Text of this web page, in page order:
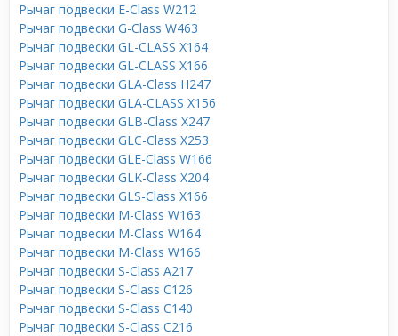
Рычаг подвески E-Class W212
Рычаг подвески G-Class W463
Рычаг подвески GL-CLASS X164
Рычаг подвески GL-CLASS X166
Рычаг подвески GLA-Class H247
Рычаг подвески GLA-CLASS X156
Рычаг подвески GLB-Class X247
Рычаг подвески GLC-Class X253
Рычаг подвески GLE-Class W166
Рычаг подвески GLK-Class X204
Рычаг подвески GLS-Class X166
Рычаг подвески M-Class W163
Рычаг подвески M-Class W164
Рычаг подвески M-Class W166
Рычаг подвески S-Class A217
Рычаг подвески S-Class C126
Рычаг подвески S-Class C140
Рычаг подвески S-Class C216